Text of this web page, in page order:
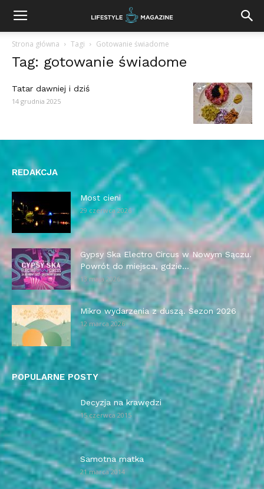
Strona główna Tagi Gotowanie świadome
Tag: gotowanie świadome
Tatar dawniej i dziś
14 grudnia 2025
REDAKCJA
Most cieni
29 czerwca 2026
Gypsy Ska Electro Circus w Nowym Sączu.
Powrót do miejsca, gdzie...
13 maja 2026
Mikro wydarzenia z duszą. Sezon 2026
12 marca 2026
POPULARNE POSTY
Decyzja na krawędzi
15 czerwca 2015
Samotna matka
21 marca 2014